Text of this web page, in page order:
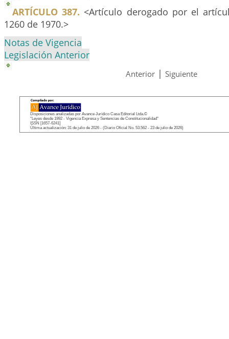
ARTÍCULO 387. <Artículo derogado por el
1260 de 1970.>
Notas de Vigencia
Legislación Anterior
Anterior | Siguiente
Disposiciones analizadas por Avance Jurídico Casa Editorial Ltda.©
"Leyes desde 1992 - Vigencia Expresa y Sentencias de Constitucionalidad"
ISSN [1657-6241]
Última actualización: 31 de julio de 2026 - (Diario Oficial No. 53.562 - 23 de julio de 2026)